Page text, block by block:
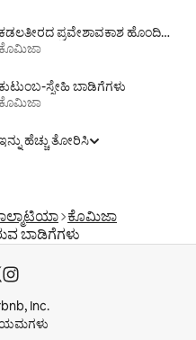
ಕಡಲತೀರದ ಪ್ರವೇಶಾವಕಾಶ ಹೊಂದಿರುವ ವಸತಿ ಬಾಡಿಗೆಗಳು
ಕೊಮಿಜಾ
ಸ್ನೇಹಿ ಬಾಡಿಗೆಗಳು
ಕೊಮಿಜಾ
ಹೆಚ್ಚು ತೋರಿಸಿ
ಕೊಮಿಜಾ
ಬಾಡಿಗೆಗಳು
Inc.